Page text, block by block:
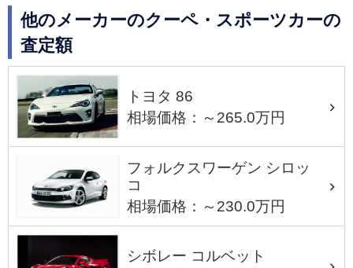
他のメーカーのクーペ・スポーツカーの
査定額
トヨタ 86
相場価格：～265.0万円
フォルクスワーゲン シロッ
コ
相場価格：～230.0万円
シボレー コルベット